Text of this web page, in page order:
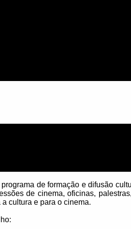
programa de formação e difusão
de cinema, oficinas,
cultura e para o cinema.